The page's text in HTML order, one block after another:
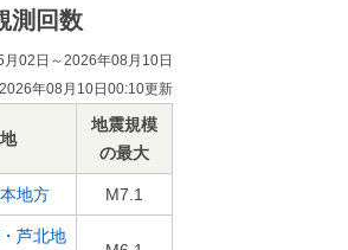
測回数
02日～2026年08月10日
2026年08月10日00:10更新
地震規模
の最大
地方 M7.1
芦北地